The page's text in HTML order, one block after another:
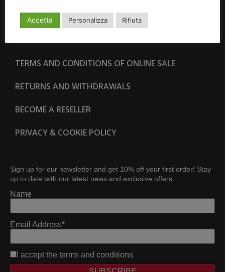
GIFT BOXES
TERMS AND CONDITIONS OF ONLINE SALE
RETURNS AND WITHDRAWALS
BECOME A RESELLER
PRIVACY & COOKIE POLICY
Sign up for our newsletter and get 10% off your first order! Stay
up to date with our latest news and exclusive offers.
Name
Email Address*
I accept the terms and conditions
Accetta Personalizza Rifiuta